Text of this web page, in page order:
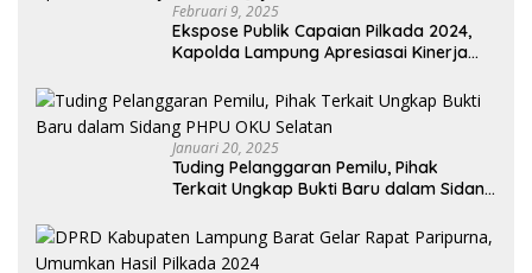
Februari 9, 2025
Ekspose Publik Capaian Pilkada 2024,
Kapolda Lampung Apresiasai Kinerja
Januari 20, 2025
Tuding Pelanggaran Pemilu, Pihak
Terkait Ungkap Bukti Baru dalam Sidang